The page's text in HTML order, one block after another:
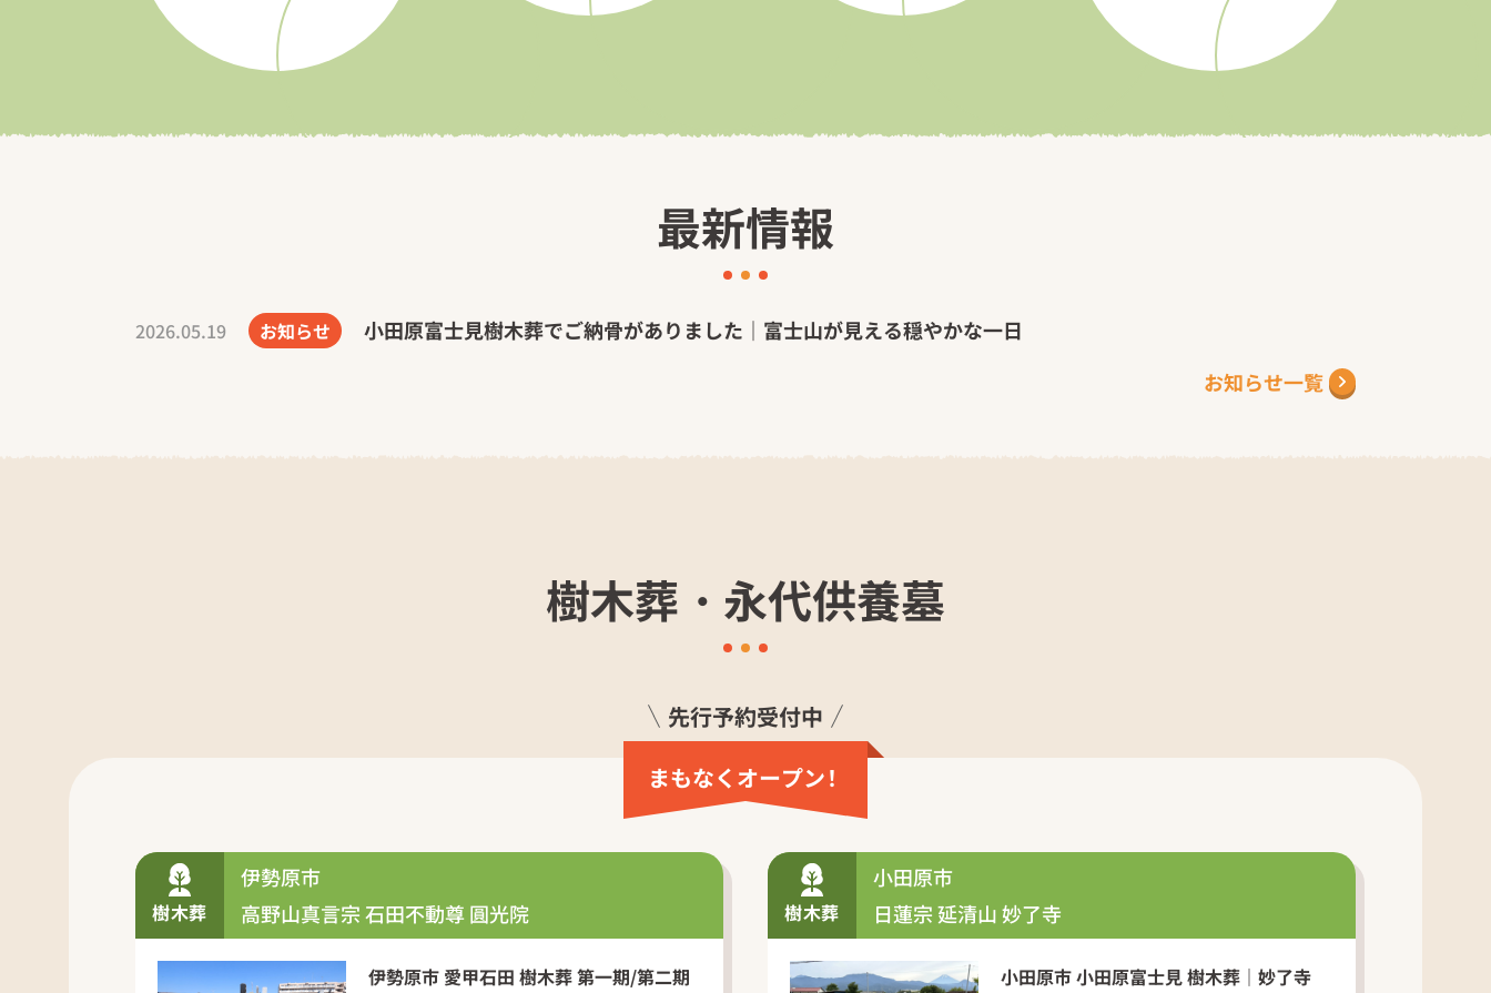
最新情報
2026.05.19 お知らせ
小田原富士見樹木葬でご納骨がありました｜富士山が見える穏やかな一日
お知らせ一覧
樹木葬・永代供養墓
先行予約受付中
まもなくオープン！
樹木葬
伊勢原市
高野山真言宗 石田不動尊 圓光院
伊勢原市 愛甲石田 樹木葬 第一期/第二期
樹木葬
小田原市
日蓮宗 延清山 妙了寺
小田原市 小田原富士見 樹木葬｜妙了寺